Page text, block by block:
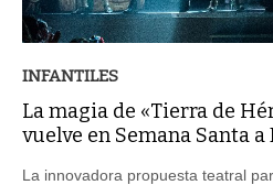
INFANTILES
La magia de «Tierra de
vuelve en Semana Santa a
La innovadora propuesta teatral